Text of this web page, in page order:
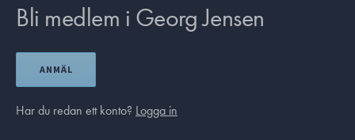
Bli medlem i Georg Jensen
ANMÄL
Har du redan ett konto? Logga in